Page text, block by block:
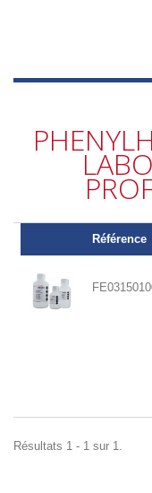
Référence
Résultats 1 - 1 sur 1.